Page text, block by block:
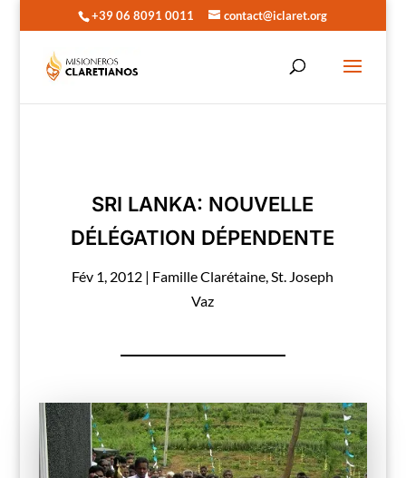
+39 06 8091 0011 contact@iclaret.org
SRI LANKA: NOUVELLE
DÉLÉGATION DÉPENDENTE
Fév 1, 2012 | Famille Clarétaine,St. Joseph
Vaz